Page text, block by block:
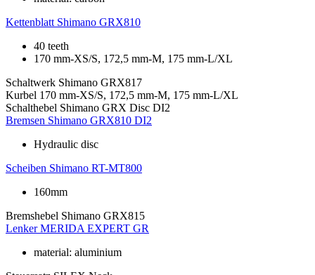
Kettenblatt Shimano GRX810
40 teeth
170 mm-XS/S, 172,5 mm-M, 175 mm-L/XL
Schaltwerk Shimano GRX817
Kurbel 170 mm-XS/S, 172,5 mm-M, 175 mm-L/XL
Schalthebel Shimano GRX Disc DI2
Bremsen Shimano GRX810 DI2
Hydraulic disc
Scheiben Shimano RT-MT800
160mm
Bremshebel Shimano GRX815
Lenker MERIDA EXPERT GR
material: aluminium